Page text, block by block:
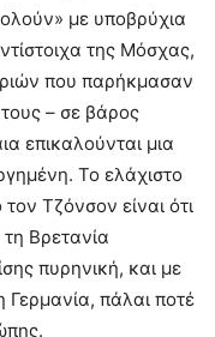
με υποβρύχια
της Μόσχας,
που παρήκμασαν
– σε βάρος
επικαλούνται μια
Το ελάχιστο
Τζόνσον είναι ότι
Βρετανία
πυρηνική, και με
Γερμανία, πάλαι ποτέ